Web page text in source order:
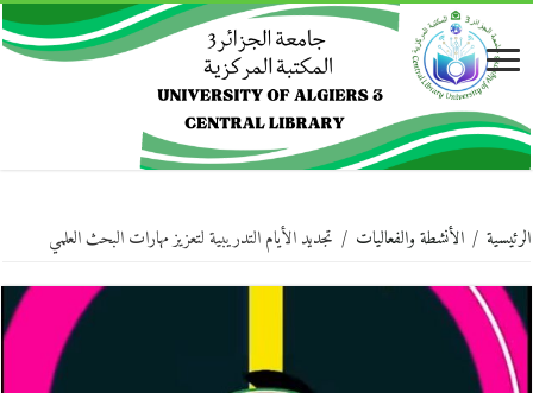
الرئيسية / الأنشطة والفعاليات / تجديد الأيام التدريبية لتعزيز مهارات البحث العلمي